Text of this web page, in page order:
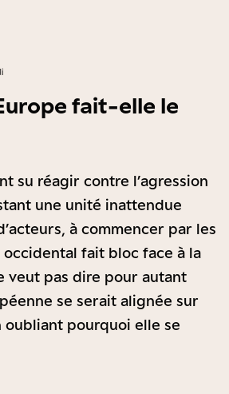
fait-elle le
su réagir contre l’agression
une unité inattendue
à commencer par les
occidental fait bloc face à la
veut pas dire pour autant
se serait alignée sur
oubliant pourquoi elle se